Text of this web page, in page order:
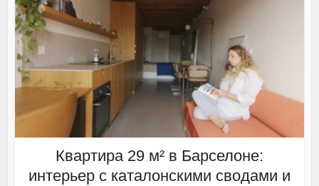
Квартира 29 м² в Барселоне:
интерьер с каталонскими сводами и